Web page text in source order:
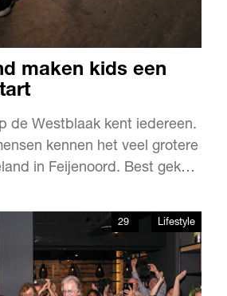
maken kids een
de Westblaak kent iedereen.
kennen het veel grotere
in Feijenoord. Best gek
heel hard wat we allemaal
van Bemmelen,
en nieren, toe. “Maar dat
hier…
29 Lifestyle